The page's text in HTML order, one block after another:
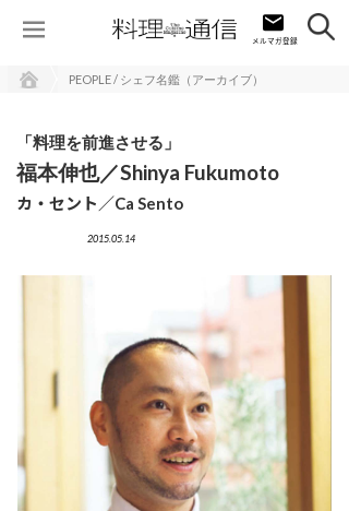
PEOPLE / シェフ名鑑（アーカイブ）
「料理を前進させる」
福本伸也／Shinya Fukumoto
カ・セント／Ca Sento
2015.05.14